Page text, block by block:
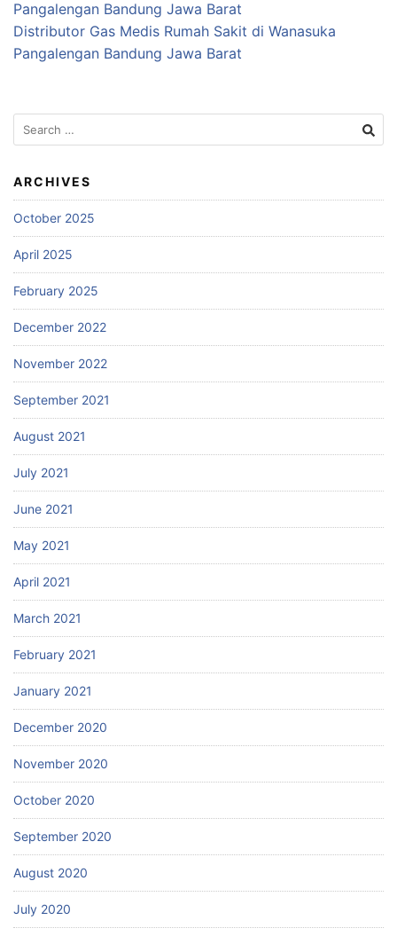
Pangalengan Bandung Jawa Barat
Distributor Gas Medis Rumah Sakit di Wanasuka
Pangalengan Bandung Jawa Barat
Search
for:
ARCHIVES
October 2025
April 2025
February 2025
December 2022
November 2022
September 2021
August 2021
July 2021
June 2021
May 2021
April 2021
March 2021
February 2021
January 2021
December 2020
November 2020
October 2020
September 2020
August 2020
July 2020